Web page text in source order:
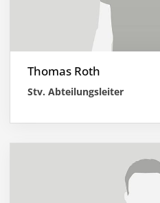
Thomas Roth
Stv. Abteilungsleiter